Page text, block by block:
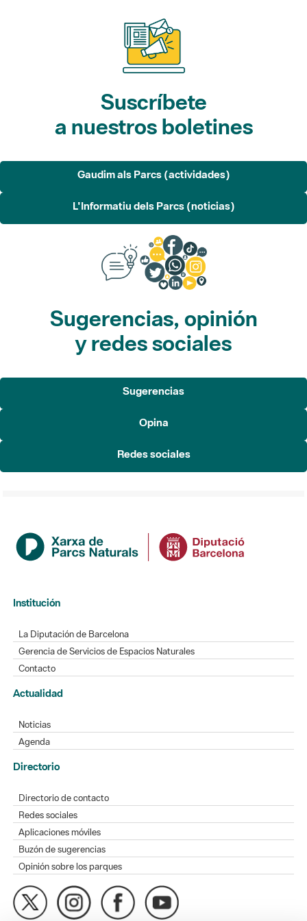
Suscríbete
a nuestros boletines
Gaudim als Parcs (actividades)
L'Informatiu dels Parcs (noticias)
Sugerencias, opinión
y redes sociales
Sugerencias
Opina
Redes sociales
Institución
La Diputación de Barcelona
Gerencia de Servicios de Espacios Naturales
Contacto
Actualidad
Noticias
Agenda
Directorio
Directorio de contacto
Redes sociales
Aplicaciones móviles
Buzón de sugerencias
Opinión sobre los parques